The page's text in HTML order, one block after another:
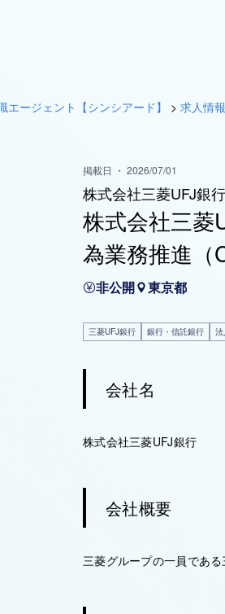
ージェント【シンシアード】 > 求人情報
掲載日 ・ 2026/07/01
株式会社三菱UFJ銀行
株式会社三
為業務推進（
非公開 東京都
三菱UFJ銀行 銀行・信託銀行
会社名
株式会社三菱UFJ銀行
会社概要
三菱グループの一員であ